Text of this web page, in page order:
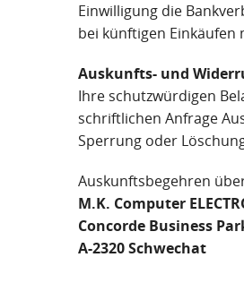
Einwilligung die
bei künftigen
Auskunfts- und
Ihre schutzwürdigen
schriftlichen Anfrage
Sperrung oder
Auskunftsbegehren
M.K. Computer
Concorde Business
A-2320 Schwechat